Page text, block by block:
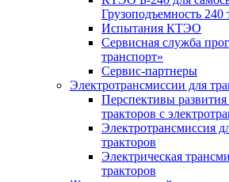
Грузоподъемность 240
Испытания КТЭО
Сервисная служба
транспорт»
Сервис-партнеры
Электротрансмиссии для
Перспективы
тракторов с
Электротрансмиссия
тракторов
Электрическая
тракторов